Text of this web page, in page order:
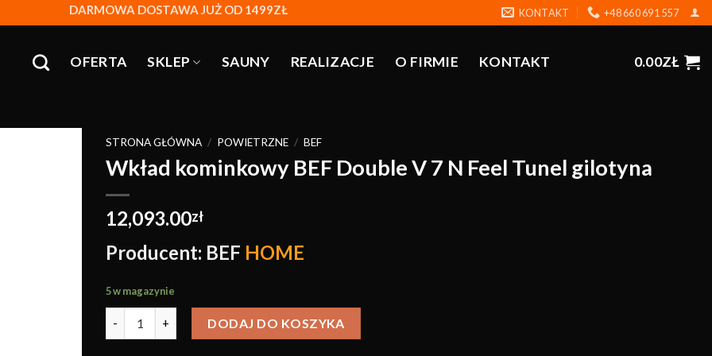
DARMOWA DOSTAWA JUŻ OD 1499ZŁ KONTAKT +48 660 691 557
OFERTA SKLEP SAUNY REALIZACJE O FIRMIE KONTAKT 0.00ZŁ
STRONA GŁÓWNA / POWIETRZNE / BEF
Wkład kominkowy BEF Double V 7 N Feel Tunel gilotyna
12,093.00zł
Producent: BEF HOME
5 w magazynie
DODAJ DO KOSZYKA